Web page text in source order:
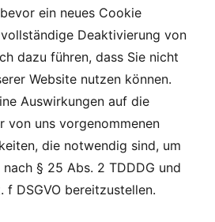
ein neues Cookie
Deaktivierung von
dazu führen, dass Sie nicht
Website nutzen können.
Auswirkungen auf die
von uns vorgenommenen
die notwendig sind, um
§ 25 Abs. 2 TDDDG und
f DSGVO bereitzustellen.